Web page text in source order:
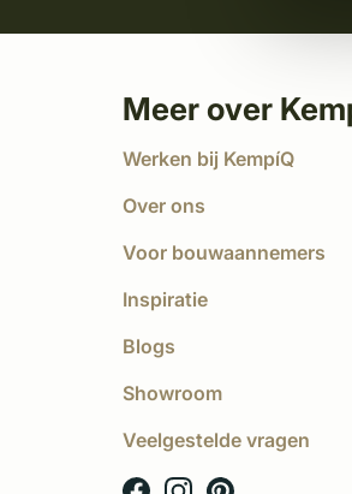
Meer over
Werken bij KempíQ
Over ons
Voor bouwaannemers
Inspiratie
Blogs
Showroom
Veelgestelde vragen